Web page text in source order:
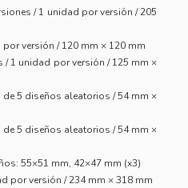
/ 1 unidad por versión / 205
versión / 120 mm × 120 mm
/ 1 unidad por versión / 125 mm ×
de 5 diseños aleatorios / 54 mm ×
de 5 diseños aleatorios / 54 mm ×
55×51 mm, 42×47 mm (x3)
por versión / 234 mm × 318 mm